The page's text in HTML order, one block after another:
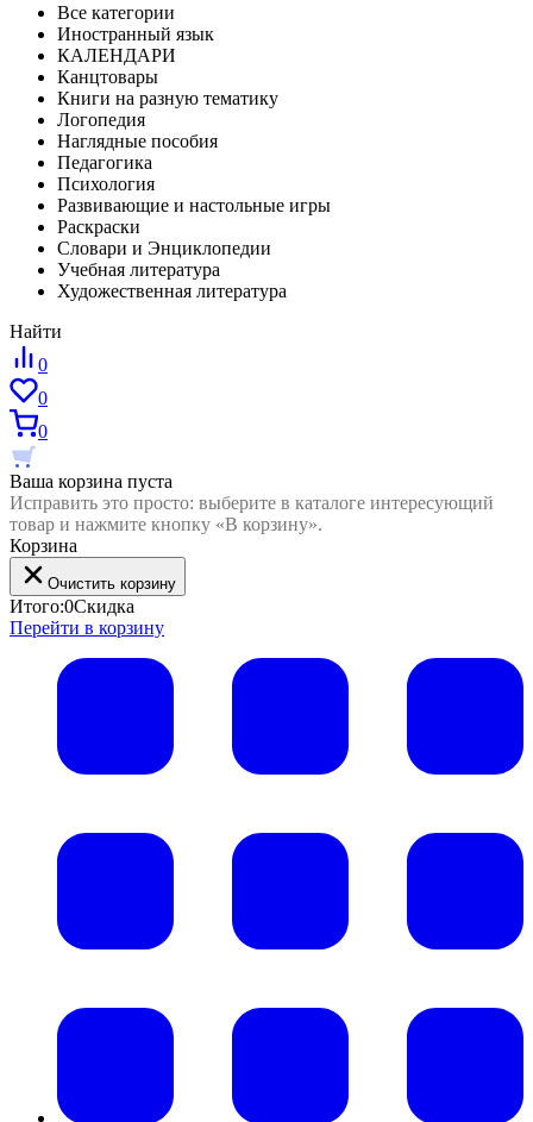
Все категории
Иностранный язык
КАЛЕНДАРИ
Канцтовары
Книги на разную тематику
Логопедия
Наглядные пособия
Педагогика
Психология
Развивающие и настольные игры
Раскраски
Словари и Энциклопедии
Учебная литература
Художественная литература
Найти
0
0
0
Ваша корзина пуста
Исправить это просто: выберите в каталоге интересующий
товар и нажмите кнопку «В корзину».
Корзина
Очистить корзину
Итого:0Скидка
Перейти в корзину